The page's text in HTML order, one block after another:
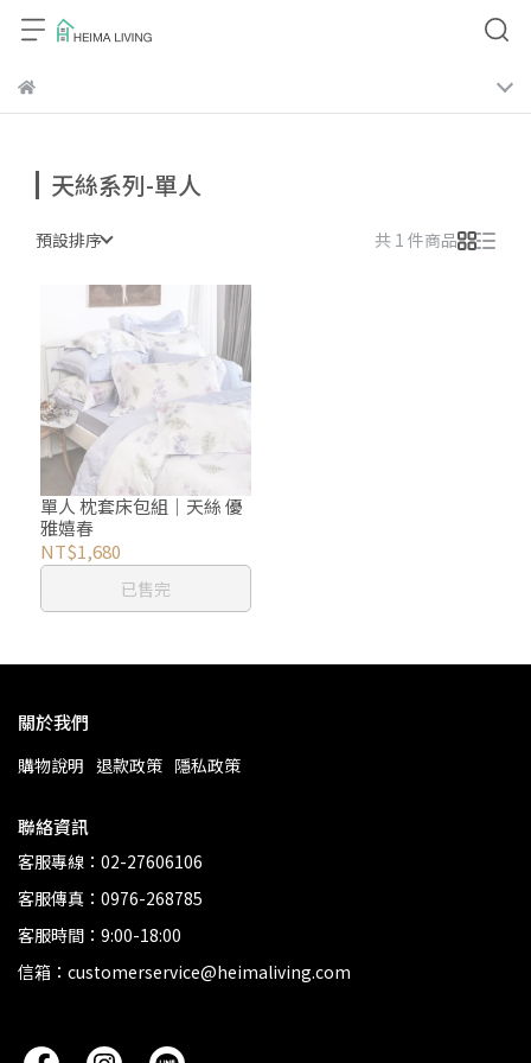
天絲系列-單人
預設排序 共 1 件商品
單人 枕套床包組｜天絲 優
雅嬉春
NT$1,680
已售完
關於我們
購物說明 退款政策 隱私政策
聯絡資訊
客服專線：02-27606106
客服傳真：0976-268785
客服時間：9:00-18:00
信箱：customerservice@heimaliving.com